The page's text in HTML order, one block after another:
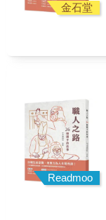
金石堂
Readmoo